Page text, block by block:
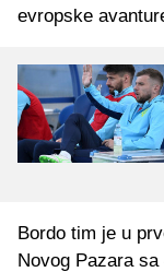
evropske
Bordo tim je u
Novog Pazara